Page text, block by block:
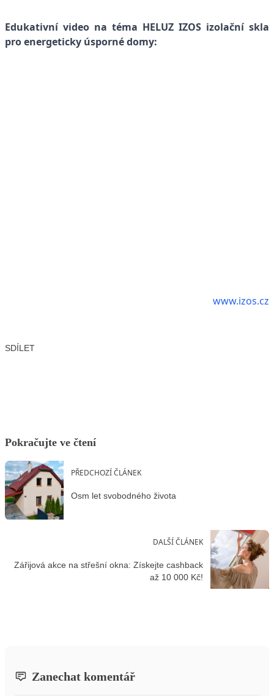
Edukativní video na téma HELUZ IZOS izolační skla
pro energeticky úsporné domy:
www.izos.cz
SDÍLET
Pokračujte ve čtení
PŘEDCHOZÍ ČLÁNEK
Osm let svobodného života
DALŠÍ ČLÁNEK
Zářijová akce na střešní okna: Získejte cashback
až 10 000 Kč!
Zanechat komentář